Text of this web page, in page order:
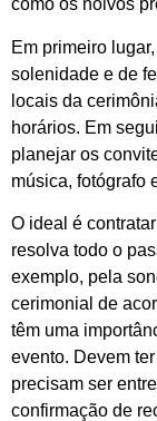
como os noivos
Em primeiro
solenidade e de
locais da
horários. Em
planejar os
música, fotógrafo
O ideal é
resolva todo o
exemplo, pela
cerimonial de
têm uma
evento. Devem
precisam ser
confirmação de